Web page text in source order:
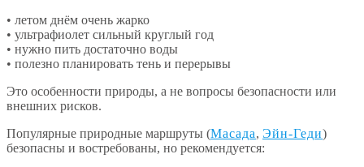
• летом днём очень жарко
• ультрафиолет сильный круглый год
• нужно пить достаточно воды
• полезно планировать тень и перерывы
Это особенности природы, а не вопросы безопасности или
внешних рисков.
Популярные природные маршруты (Масада, Эйн-Геди)
безопасны и востребованы, но рекомендуется: